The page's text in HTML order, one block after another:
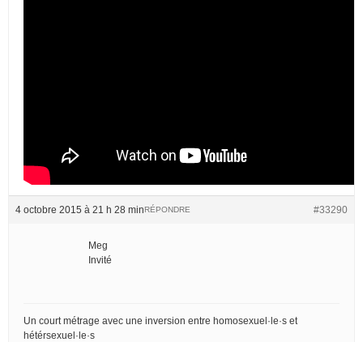
4 octobre 2015 à 21 h 28 min #33290
RÉPONDRE
Meg
Invité
Un court métrage avec une inversion entre homosexuel·le·s et
hétérsexuel·le·s